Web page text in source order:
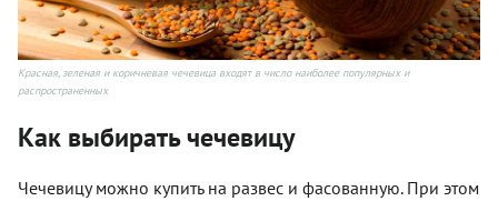
Красная, зеленая и коричневая чечевица входят в число наиболее популярных и
распространенных
Как выбирать чечевицу
Чечевицу можно купить на развес и фасованную. При этом